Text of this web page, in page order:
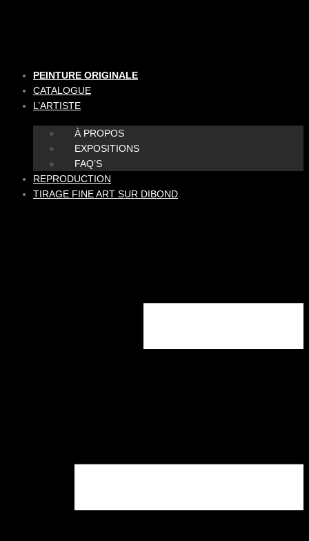
PEINTURE ORIGINALE
CATALOGUE
L’ARTISTE
À PROPOS
EXPOSITIONS
FAQ’S
REPRODUCTION
TIRAGE FINE ART SUR DIBOND